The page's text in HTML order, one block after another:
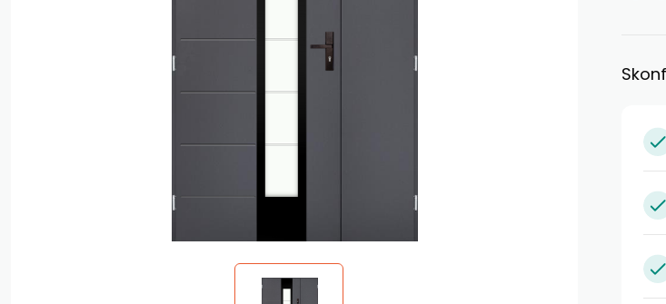
Polstar Superior 55 Plus - gr. 55 mm - piana
Polstar Fast silentium - gr. 55 - akustyczne
Polstar Comfort 73 ECO - gr. 73 mm -